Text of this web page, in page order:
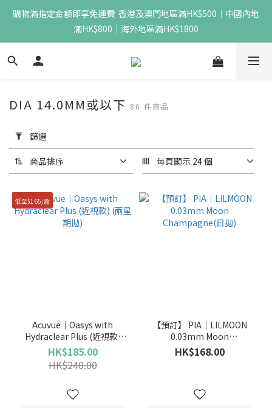
購物滿指定金額即享免運費  香港及澳門地區滿HK$500｜中國內地
滿HK$800｜海外地區滿HK$1800
用
篩
選
(0/20)
價格
(HK$)
牌
LENS
TOWN
DIA 14.0MM或以下 86 件商品
篩選
商品排序 每頁顯示 24 個
低至$165/盒
Acuvue｜Oasys with
Hydraclear Plus (近視款)
(兩星期拋)
HK$185.00
HK$240.00
【預訂】 PIA｜LILMOON
0.03mm Moon
Champagne(日拋)
HK$168.00